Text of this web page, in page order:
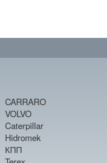
CARRARO
VOLVO
Caterpillar
Hidromek
КПП